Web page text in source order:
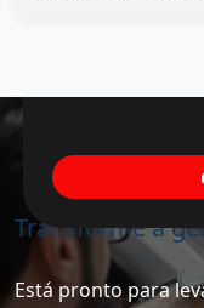
Transforme a
Está pronto para